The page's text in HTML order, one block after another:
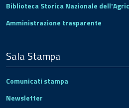
Biblioteca Storica Nazionale
Amministrazione trasparente
Sala Stampa
Comunicati stampa
Newsletter